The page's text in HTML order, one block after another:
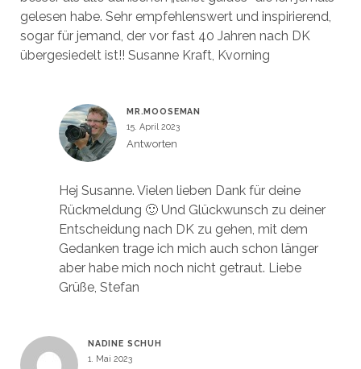
gelesen habe. Sehr empfehlenswert und inspirierend,
sogar für jemand, der vor fast 40 Jahren nach DK
übergesiedelt ist!! Susanne Kraft, Kvorning
MR.MOOSEMAN
15. April 2023
Antworten
Hej Susanne. Vielen lieben Dank für deine
Rückmeldung 🙂 Und Glückwunsch zu deiner
Entscheidung nach DK zu gehen, mit dem
Gedanken trage ich mich auch schon länger
aber habe mich noch nicht getraut. Liebe
Grüße, Stefan
NADINE SCHUH
1. Mai 2023